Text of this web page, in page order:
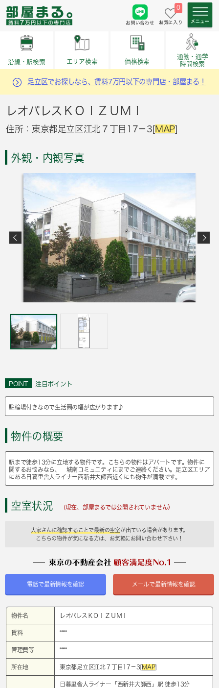
お問い合わせ
0
お気に入り
沿線・駅検索 エリア検索 価格検索
通勤・通学
時間検索
足立区でお探しなら、賃料7万円以下の専門店・部屋まる！
レオパレスＫＯＩＺＵＭＩ
住所：東京都足立区江北７丁目17－3[MAP]
外観・内観写真
POINT 注目ポイント
駐輪場付きなので生活圏の幅が広がります♪
物件の概要
駅まで徒歩13分に立地する物件です。こちらの物件はアパートです。物件に
関するお悩みなら、 城南コミュニティにまでご連絡ください。足立区エリア
にある日暮里舎人ライナー西新井大師西近くにも物件が満載です。
空室状況 (現在、部屋まるでは公開されていません）
大家さんに確認することで最新の空室が出ている場合があります。
こちらの物件が気になる方は、お気軽にお問い合わせ下さい！
電話で最新情報を確認 メールで最新情報を確認
物件名 レオパレスＫＯＩＺＵＭＩ
賃料 ****
管理費等 ****
所在地 東京都足立区江北７丁目17－3[MAP]
日暮里舎人ライナー「 西新井大師西 」駅 徒歩13分